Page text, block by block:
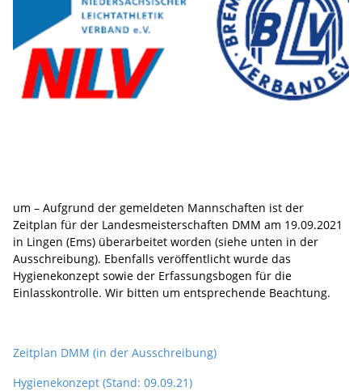
um – Aufgrund der gemeldeten Mannschaften ist der
Zeitplan für der Landesmeisterschaften DMM am 19.09.2021
in Lingen (Ems) überarbeitet worden (siehe unten in der
Ausschreibung). Ebenfalls veröffentlicht wurde das
Hygienekonzept sowie der Erfassungsbogen für die
Einlasskontrolle. Wir bitten um entsprechende Beachtung.
Zeitplan DMM (in der Ausschreibung)
Hygienekonzept (Stand: 09.09.21)